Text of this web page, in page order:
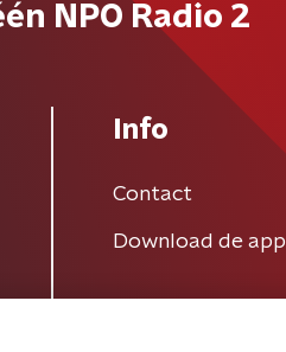
NPO Radio 2
Info
Contact
Download de app